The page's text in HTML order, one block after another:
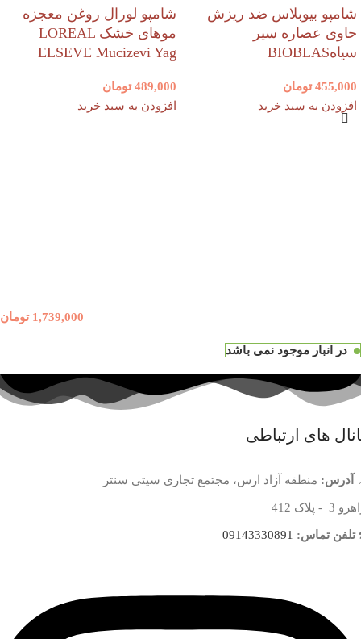
شامپو بیوبلاس ضد ریزش
حاوی عصاره سیر
سیاهBIOBLAS
455,000 تومان
افزودن به سبد خرید
شامپو لورال روغن معجزه
موهای خشک LOREAL
ELSEVE Mucizevi Yag
489,000 تومان
افزودن به سبد خرید
1,739,000 تومان
در انبار موجود نمی باشد
های ارتباطی
آدرس: منطقه آزاد ارس، مجتمع تجاری سیتی سنتر
3 - پلاک 412
تلفن تماس: 09143330891